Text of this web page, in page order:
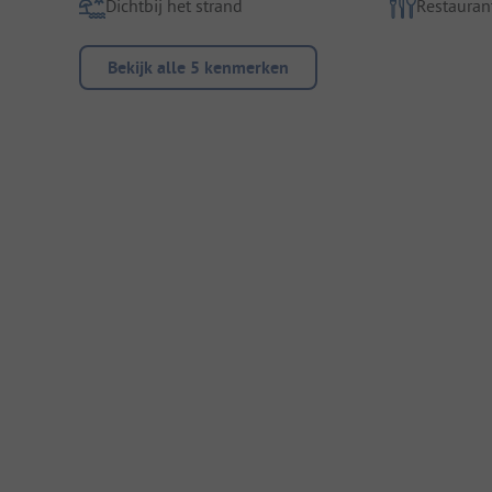
Dichtbij het strand
Bekijk alle 5 kenmerken